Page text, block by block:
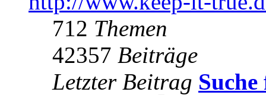
712 Themen
42357 Beiträge
Letzter Beitrag